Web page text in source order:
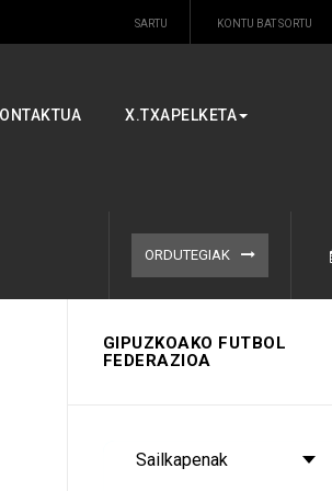
SARTU KONTU BAT SORTU
X.TXAPELKETA
ORDUTEGIAK
GIPUZKOAKO FUTBOL
FEDERAZIOA
Sailkapenak